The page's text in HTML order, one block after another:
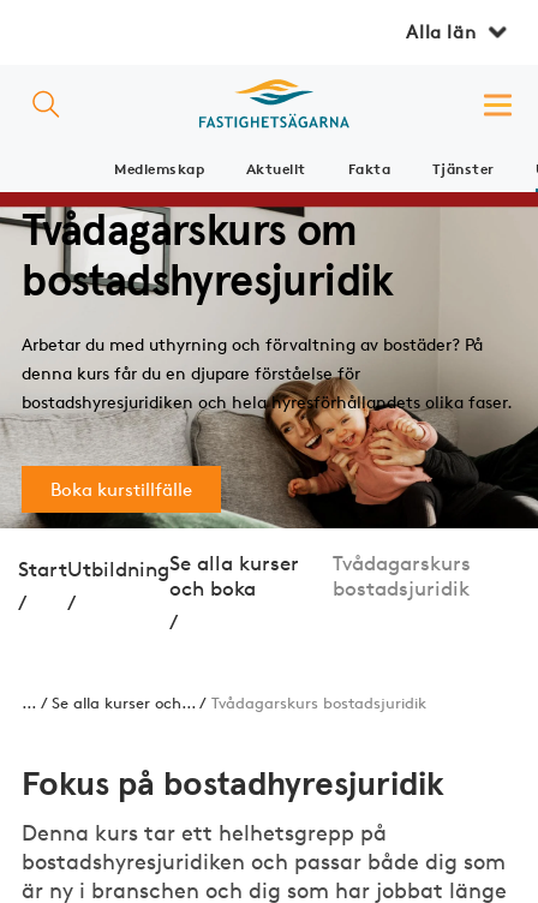
Alla län
Medlemskap Aktuellt Fakta Tjänster
Tvådagarskurs om
bostadshyresjuridik
Arbetar du med uthyrning och förvaltning av bostäder? På
denna kurs får du en djupare förståelse för
bostadshyresjuridiken och hela hyresförhållandets olika faser.
Boka kurstillfälle
Start
/
Utbildning
/
Se alla kurser
och boka
/
Tvådagarskurs
bostadsjuridik
... Se alla kurser och... Tvådagarskurs bostadsjuridik
Fokus på bostadhyresjuridik
Denna kurs tar ett helhetsgrepp på
bostadshyresjuridiken och passar både dig som
är ny i branschen och dig som har jobbat länge